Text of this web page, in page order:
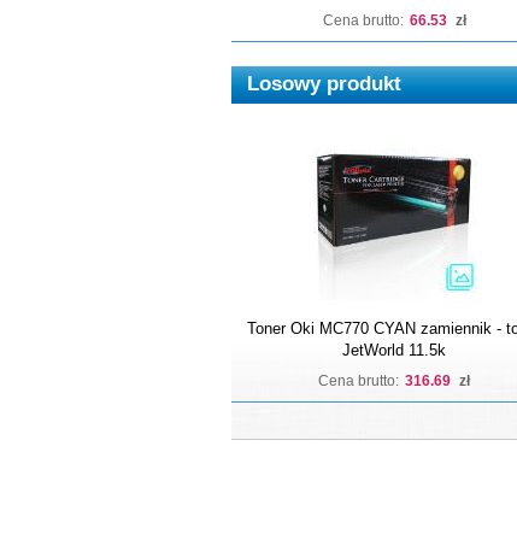
Cena brutto: 66.53 zł
Losowy produkt
Toner Oki MC770 CYAN zamiennik -
JetWorld 11.5k
Cena brutto: 316.69 zł